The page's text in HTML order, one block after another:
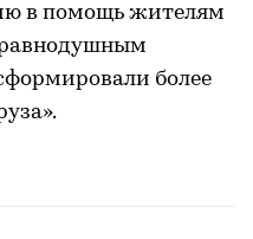
в помощь жителям
более